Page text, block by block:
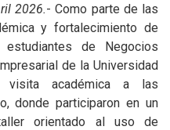
2026.- Como parte de las
y fortalecimiento de
estudiantes de Negocios
de la Universidad
visita académica a las
donde participaron en un
orientado al uso de